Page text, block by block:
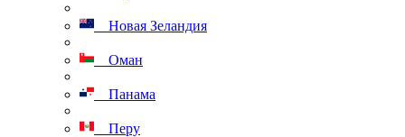
Новая Зеландия
Оман
Панама
Перу